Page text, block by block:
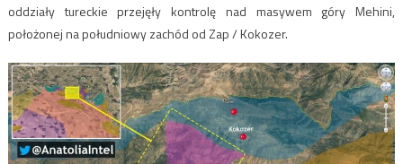
oddziały tureckie przejęły kontrolę nad masywem góry Mehini,
położonej na południowy zachód od Zap / Kokozer.